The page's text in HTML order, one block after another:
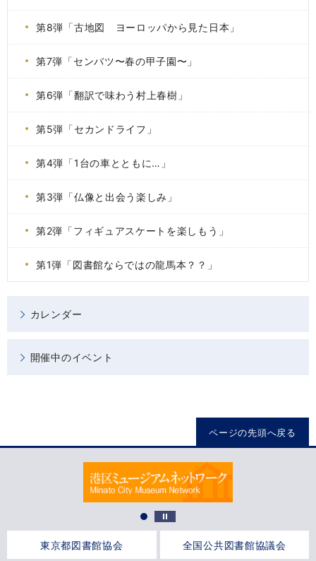
第8弾「古地図 ヨーロッパから見た日本」
第7弾「センバツ〜春の甲子園〜」
第6弾「翻訳で味わう村上春樹」
第5弾「セカンドライフ」
第4弾「1台の車とともに…」
第3弾「仏像と出会う楽しみ」
第2弾「フィギュアスケートを楽しもう」
第1弾「図書館ならではの龍馬本？？」
カレンダー
開催中のイベント
ページの先頭へ戻る
東京都図書館協会 全国公共図書館協議会